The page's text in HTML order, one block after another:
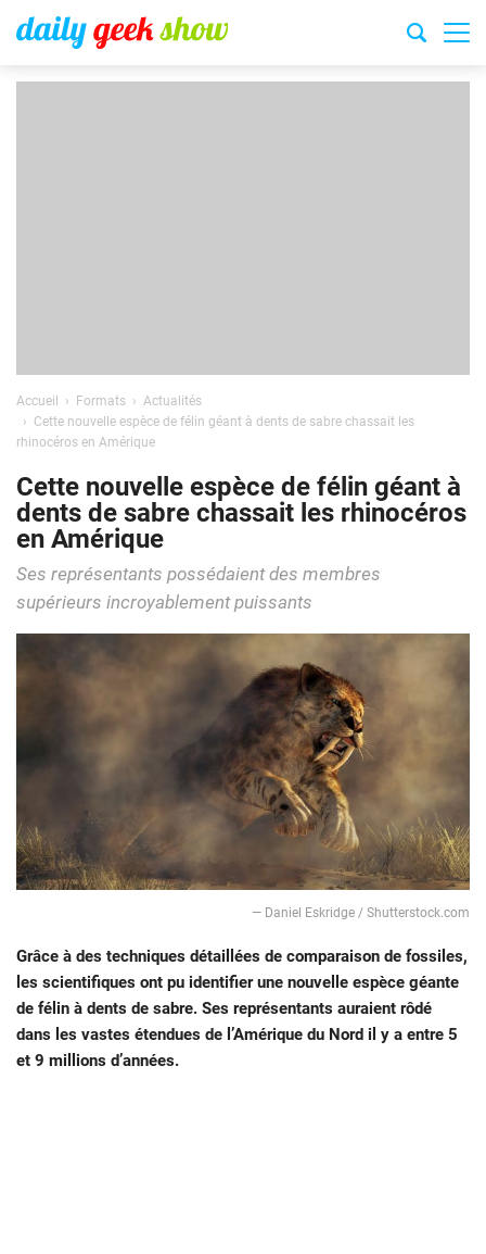
Accueil Formats
Actualités
Cette nouvelle espèce de félin géant à dents de sabre chassait les
rhinocéros en Amérique
Cette nouvelle espèce de félin géant à
dents de sabre chassait les rhinocéros
en Amérique
Ses représentants possédaient des membres
supérieurs incroyablement puissants
— Daniel Eskridge / Shutterstock.com
Grâce à des techniques détaillées de comparaison de fossiles,
les scientifiques ont pu identifier une nouvelle espèce géante
de félin à dents de sabre. Ses représentants auraient rôdé
dans les vastes étendues de l’Amérique du Nord il y a entre 5
et 9 millions d’années.